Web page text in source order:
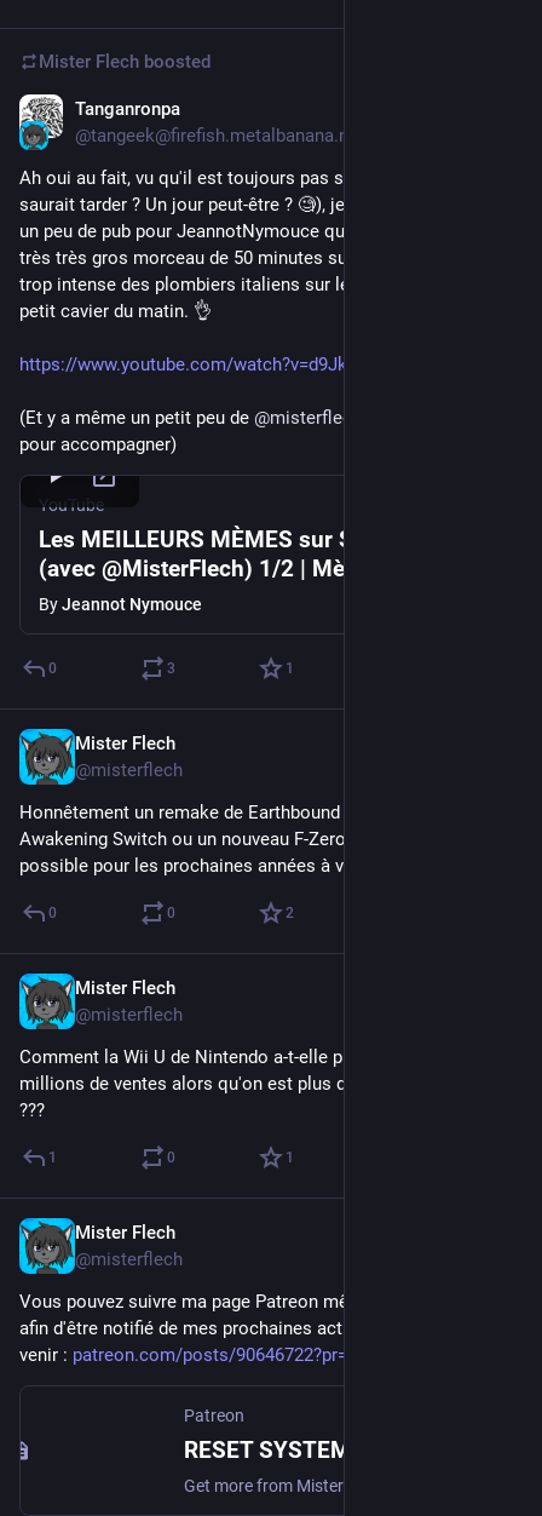
Mister Flech boosted
Tanganronpa
@tangeek@firefish.metalbanana.net
Ah oui au fait, vu qu'il est toujours pas sur le Fédiverse (ça ne
saurait tarder ? Un jour peut-être ? 🧐), je me permets de faire
un peu de pub pour JeannotNymouce qui a sorti hier soir un
très très gros morceau de 50 minutes sur la présence un peu
trop intense des plombiers italiens sur le net. Allez-y c'est le
petit cavier du matin. 👌
https://www.youtube.com/watch?v=d9Jk0Tzkb0Q
(Et y a même un petit peu de @misterflech@mastodon.xyz
pour accompagner)
YouTube
Les MEILLEURS MÈMES sur SUPER MARIO
(avec @MisterFlech) 1/2 | Mèmons-Nous!
25
ByJeannot Nymouce
0 3 1
Mister Flech
@misterflech
Honnêtement un remake de Earthbound en mode Link's
Awakening Switch ou un nouveau F-Zero est de plus en plus
possible pour les prochaines années à venir.
0 0 2
Mister Flech
@misterflech
Comment la Wii U de Nintendo a-t-elle pu flop avec 15
millions de ventes alors qu'on est plus de 7 millions sur Terre
???
1 0 1
Mister Flech
@misterflech
Vous pouvez suivre ma page Patreon même sans faire de don,
afin d'être notifié de mes prochaines actualités et vidéos à
venir : patreon.com/posts/90646722?pr=
Patreon
Get more from Mister Flech on Patreon